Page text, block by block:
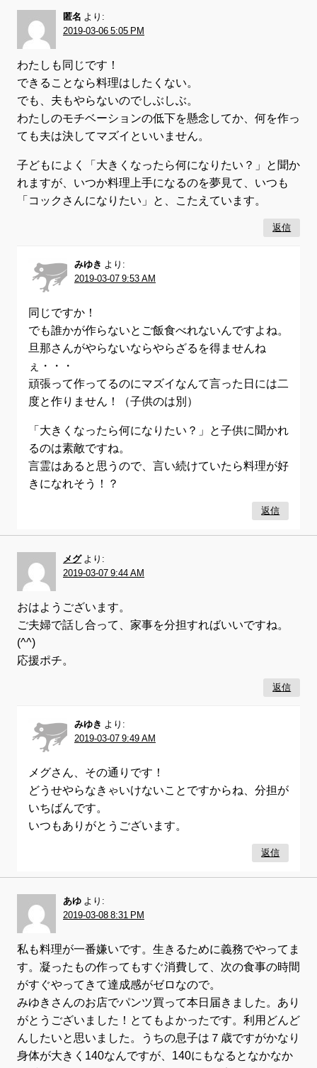
匿名 より:
2019-03-06 5:05 PM
わたしも同じです！
できることなら料理はしたくない。
でも、夫もやらないのでしぶしぶ。
わたしのモチベーションの低下を懸念してか、何を作っ
ても夫は決してマズイといいません。
子どもによく「大きくなったら何になりたい？」と聞か
れますが、いつか料理上手になるのを夢見て、いつも
「コックさんになりたい」と、こたえています。
返信
みゆき より:
2019-03-07 9:53 AM
同じですか！
でも誰かが作らないとご飯食べれないんですよね。
旦那さんがやらないならやらざるを得ませんね
ぇ・・・
頑張って作ってるのにマズイなんて言った日には二
度と作りません！（子供のは別）
「大きくなったら何になりたい？」と子供に聞かれ
るのは素敵ですね。
言霊はあると思うので、言い続けていたら料理が好
きになれそう！？
返信
メグ より:
2019-03-07 9:44 AM
おはようございます。
ご夫婦で話し合って、家事を分担すればいいですね。
(^^)
応援ポチ。
返信
みゆき より:
2019-03-07 9:49 AM
メグさん、その通りです！
どうせやらなきゃいけないことですからね、分担が
いちばんです。
いつもありがとうございます。
返信
あゆ より:
2019-03-08 8:31 PM
私も料理が一番嫌いです。生きるために義務でやってま
す。凝ったもの作ってもすぐ消費して、次の食事の時間
がすぐやってきて達成感がゼロなので。
みゆきさんのお店でパンツ買って本日届きました。あり
がとうございました！とてもよかったです。利用どんど
んしたいと思いました。うちの息子は７歳ですがかなり
身体が大きく140なんですが、140にもなるとなかなか